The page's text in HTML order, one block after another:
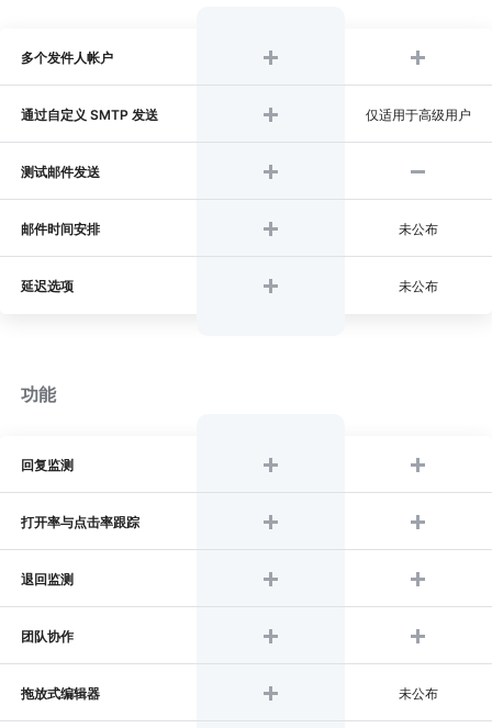
多个发件人帐户
通过自定义 SMTP 发送 仅适用于高级用户
测试邮件发送
邮件时间安排 未公布
延迟选项 未公布
功能
回复监测
打开率与点击率跟踪
退回监测
团队协作
拖放式编辑器 未公布